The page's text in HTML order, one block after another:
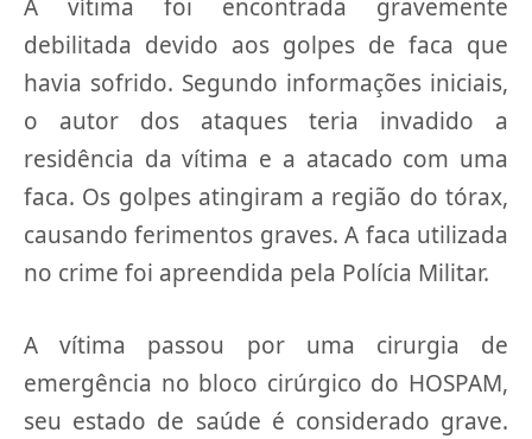
A vítima foi encontrada gravemente
debilitada devido aos golpes de faca que
havia sofrido. Segundo informações iniciais,
o autor dos ataques teria invadido a
residência da vítima e a atacado com uma
faca. Os golpes atingiram a região do tórax,
causando ferimentos graves. A faca utilizada
no crime foi apreendida pela Polícia Militar.
A vítima passou por uma cirurgia de
emergência no bloco cirúrgico do HOSPAM,
seu estado de saúde é considerado grave.